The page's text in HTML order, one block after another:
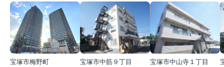
宝塚市梅野町
宝塚市中筋９丁目
宝塚市中山寺１丁目